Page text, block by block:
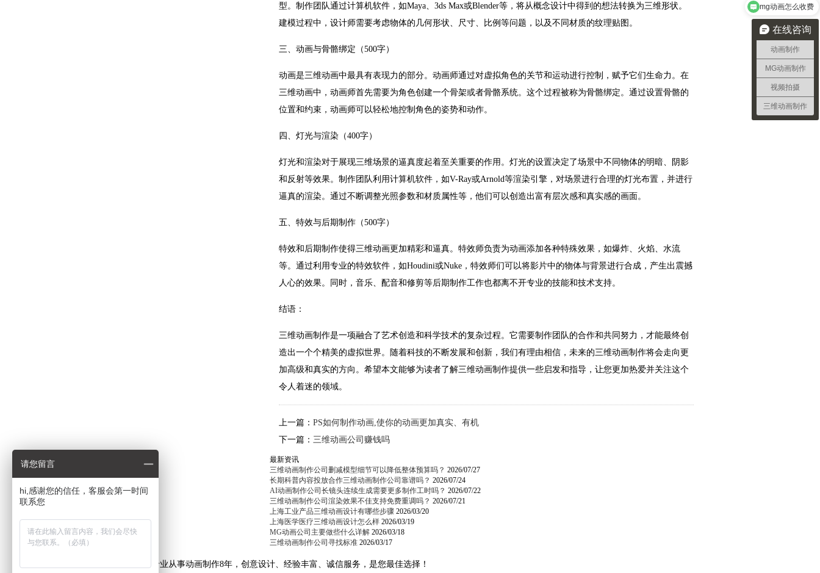
型。制作团队通过计算机软件，如Maya、3ds Max或Blender等，将从概念设计中得到的想法转换为三维形状。
建模过程中，设计师需要考虑物体的几何形状、尺寸、比例等问题，以及不同材质的纹理贴图。
三、动画与骨骼绑定（500字）
动画是三维动画中最具有表现力的部分。动画师通过对虚拟角色的关节和运动进行控制，赋予它们生命力。在
三维动画中，动画师首先需要为角色创建一个骨架或者骨骼系统。这个过程被称为骨骼绑定。通过设置骨骼的
位置和约束，动画师可以轻松地控制角色的姿势和动作。
四、灯光与渲染（400字）
灯光和渲染对于展现三维场景的逼真度起着至关重要的作用。灯光的设置决定了场景中不同物体的明暗、阴影
和反射等效果。制作团队利用计算机软件，如V-Ray或Arnold等渲染引擎，对场景进行合理的灯光布置，并进行
逼真的渲染。通过不断调整光照参数和材质属性等，他们可以创造出富有层次感和真实感的画面。
五、特效与后期制作（500字）
特效和后期制作使得三维动画更加精彩和逼真。特效师负责为动画添加各种特殊效果，如爆炸、火焰、水流
等。通过利用专业的特效软件，如Houdini或Nuke，特效师们可以将影片中的物体与背景进行合成，产生出震撼
人心的效果。同时，音乐、配音和修剪等后期制作工作也都离不开专业的技能和技术支持。
结语：
三维动画制作是一项融合了艺术创造和科学技术的复杂过程。它需要制作团队的合作和共同努力，才能最终创
造出一个个精美的虚拟世界。随着科技的不断发展和创新，我们有理由相信，未来的三维动画制作将会走向更
加高级和真实的方向。希望本文能够为读者了解三维动画制作提供一些启发和指导，让您更加热爱并关注这个
令人着迷的领域。
上一篇： PS如何制作动画,使你的动画更加真实、有机
下一篇： 三维动画公司赚钱吗
最新资讯
三维动画制作公司删减模型细节可以降低整体预算吗？ 2026/07/27
长期科普内容投放合作三维动画制作公司靠谱吗？ 2026/07/24
AI动画制作公司长镜头连续生成需要更多制作工时吗？ 2026/07/22
三维动画制作公司渲染效果不佳支持免费重调吗？ 2026/07/21
上海工业产品三维动画设计有哪些步骤 2026/03/20
上海医学医疗三维动画设计怎么样 2026/03/19
MG动画公司主要做些什么详解 2026/03/18
三维动画制作公司寻找标准 2026/03/17
上海艺虎专业从事动画制作8年，创意设计、经验丰富、诚信服务，是您最佳选择！
在线咨询
动画制作
MG动画制作
视频拍摄
三维动画制作
mg动画怎么收费
请您留言
hi,感谢您的信任，客服会第一时间
联系您